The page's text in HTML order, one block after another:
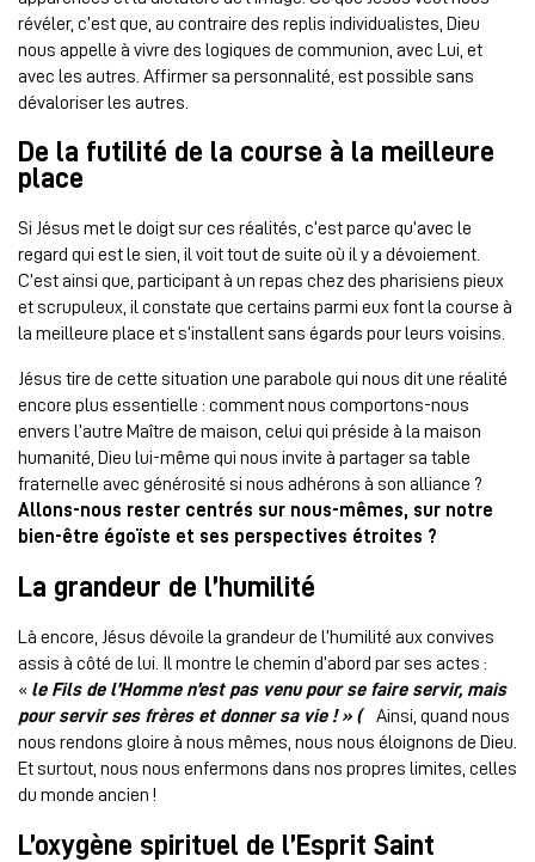
révéler, c’est que, au contraire des replis individualistes, Dieu
nous appelle à vivre des logiques de communion, avec Lui, et
avec les autres. Affirmer sa personnalité, est possible sans
dévaloriser les autres.
De la futilité de la course à la meilleure
place
Si Jésus met le doigt sur ces réalités, c’est parce qu’avec le
regard qui est le sien, il voit tout de suite où il y a dévoiement.
C’est ainsi que, participant à un repas chez des pharisiens pieux
et scrupuleux, il constate que certains parmi eux font la course à
la meilleure place et s’installent sans égards pour leurs voisins.
Jésus tire de cette situation une parabole qui nous dit une réalité
encore plus essentielle : comment nous comportons-nous
envers l’autre Maître de maison, celui qui préside à la maison
humanité, Dieu lui-même qui nous invite à partager sa table
fraternelle avec générosité si nous adhérons à son alliance ?
Allons-nous rester centrés sur nous-mêmes, sur notre
bien-être égoïste et ses perspectives étroites ?
La grandeur de l’humilité
Là encore, Jésus dévoile la grandeur de l’humilité aux convives
assis à côté de lui. Il montre le chemin d’abord par ses actes :
« le Fils de l’Homme n’est pas venu pour se faire servir, mais
pour servir ses frères et donner sa vie ! » ( Ainsi, quand nous
nous rendons gloire à nous mêmes, nous nous éloignons de Dieu.
Et surtout, nous nous enfermons dans nos propres limites, celles
du monde ancien !
L’oxygène spirituel de l’Esprit Saint